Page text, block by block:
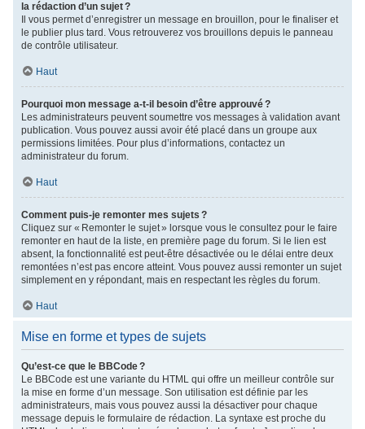
la rédaction d’un sujet ?
Il vous permet d’enregistrer un message en brouillon, pour le finaliser et
le publier plus tard. Vous retrouverez vos brouillons depuis le panneau
de contrôle utilisateur.
Haut
Pourquoi mon message a-t-il besoin d’être approuvé ?
Les administrateurs peuvent soumettre vos messages à validation avant
publication. Vous pouvez aussi avoir été placé dans un groupe aux
permissions limitées. Pour plus d’informations, contactez un
administrateur du forum.
Haut
Comment puis-je remonter mes sujets ?
Cliquez sur « Remonter le sujet » lorsque vous le consultez pour le faire
remonter en haut de la liste, en première page du forum. Si le lien est
absent, la fonctionnalité est peut-être désactivée ou le délai entre deux
remontées n’est pas encore atteint. Vous pouvez aussi remonter un sujet
simplement en y répondant, mais en respectant les règles du forum.
Haut
Mise en forme et types de sujets
Qu’est-ce que le BBCode ?
Le BBCode est une variante du HTML qui offre un meilleur contrôle sur
la mise en forme d’un message. Son utilisation est définie par les
administrateurs, mais vous pouvez aussi la désactiver pour chaque
message depuis le formulaire de rédaction. La syntaxe est proche du